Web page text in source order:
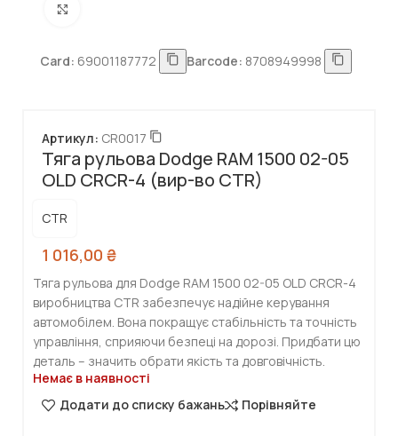
Card: 69001187772 Barcode: 8708949998
Тяга рульова Dodge RAM 1500 02-05
OLD CRCR-4 (вир-во CTR)
Артикул: CR0017
CTR
1 016,00 ₴
Тяга рульова для Dodge RAM 1500 02-05 OLD CRCR-4
виробництва CTR забезпечує надійне керування
автомобілем. Вона покращує стабільність та точність
управління, сприяючи безпеці на дорозі. Придбати цю
деталь – значить обрати якість та довговічність.
Немає в наявності
Додати до списку бажань
Порівняйте